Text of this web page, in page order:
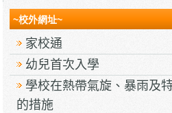
~校外網址~
家校通
幼兒首次入學
學校在熱帶氣旋、暴雨及
的措施